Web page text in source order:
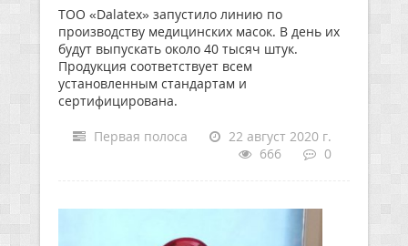
ТОО «Dalatex» запустило линию по
производству медицинских масок. В день их
будут выпускать около 40 тысяч штук.
Продукция соответствует всем
установленным стандартам и
сертифицирована.
Первая полоса
22 август 2020 г.
666
0